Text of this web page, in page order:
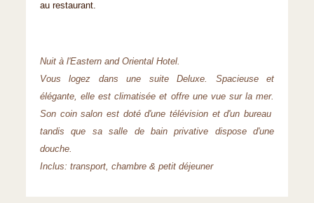
au restaurant.
Nuit à l'Eastern and Oriental Hotel.
Vous logez dans une suite Deluxe. Spacieuse et
élégante, elle est climatisée et offre une vue sur la mer.
Son coin salon est doté d'une télévision et d'un bureau
tandis que sa salle de bain privative dispose d'une
douche.
Inclus: transport, chambre & petit déjeuner